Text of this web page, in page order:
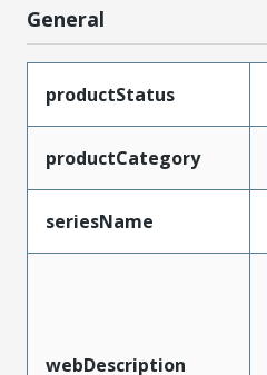
General
productStatus
productCategory
seriesName
webDescription